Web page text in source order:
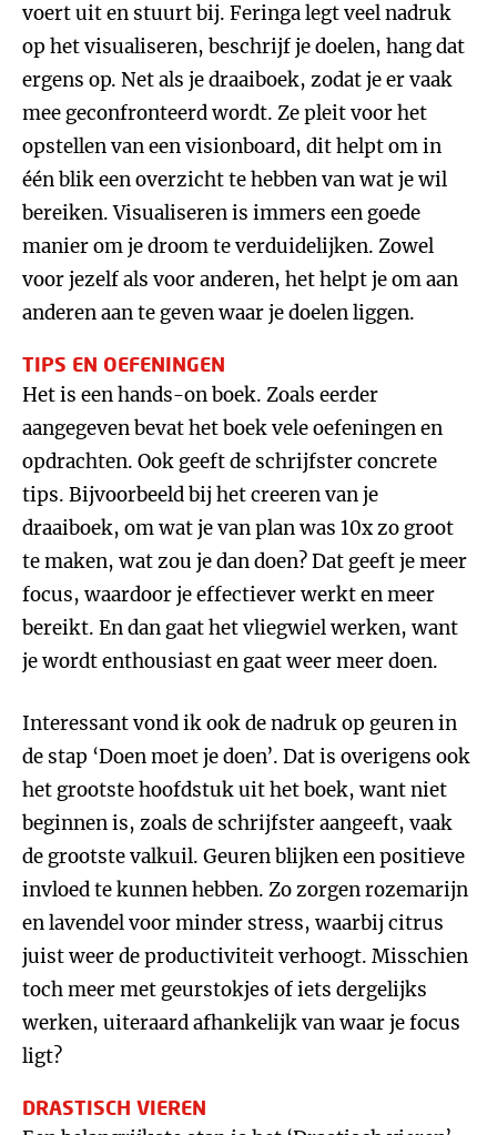
voert uit en stuurt bij. Feringa legt veel nadruk
op het visualiseren, beschrijf je doelen, hang dat
ergens op. Net als je draaiboek, zodat je er vaak
mee geconfronteerd wordt. Ze pleit voor het
opstellen van een visionboard, dit helpt om in
één blik een overzicht te hebben van wat je wil
bereiken. Visualiseren is immers een goede
manier om je droom te verduidelijken. Zowel
voor jezelf als voor anderen, het helpt je om aan
anderen aan te geven waar je doelen liggen.
TIPS EN OEFENINGEN
Het is een hands-on boek. Zoals eerder
aangegeven bevat het boek vele oefeningen en
opdrachten. Ook geeft de schrijfster concrete
tips. Bijvoorbeeld bij het creeren van je
draaiboek, om wat je van plan was 10x zo groot
te maken, wat zou je dan doen? Dat geeft je meer
focus, waardoor je effectiever werkt en meer
bereikt. En dan gaat het vliegwiel werken, want
je wordt enthousiast en gaat weer meer doen.
Interessant vond ik ook de nadruk op geuren in
de stap ‘Doen moet je doen’. Dat is overigens ook
het grootste hoofdstuk uit het boek, want niet
beginnen is, zoals de schrijfster aangeeft, vaak
de grootste valkuil. Geuren blijken een positieve
invloed te kunnen hebben. Zo zorgen rozemarijn
en lavendel voor minder stress, waarbij citrus
juist weer de productiviteit verhoogt. Misschien
toch meer met geurstokjes of iets dergelijks
werken, uiteraard afhankelijk van waar je focus
ligt?
DRASTISCH VIEREN